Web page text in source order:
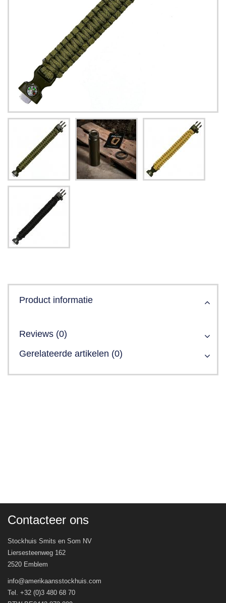
Product informatie
Reviews (0)
Gerelateerde artikelen (0)
Contacteer ons
Stockhuis Smits en Som NV
Liersesteenweg 162
2520 Emblem
info@amerikaansstockhuis.com
Tel. +32 (0)3 480 68 70